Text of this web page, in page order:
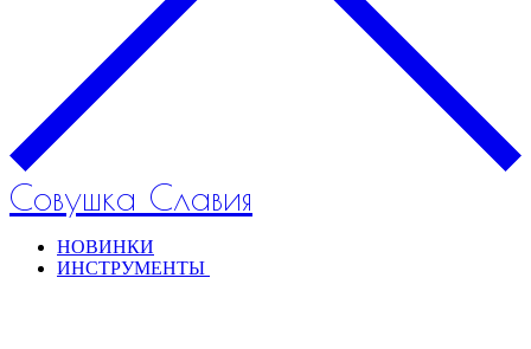
Совушка Славия
НОВИНКИ
ИНСТРУМЕНТЫ